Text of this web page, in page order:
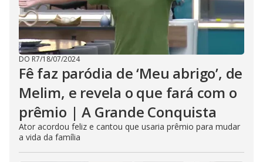
DO R7/18/07/2024
Fê faz paródia de ‘Meu abrigo’, de
Melim, e revela o que fará com o
prêmio | A Grande Conquista
Ator acordou feliz e cantou que usaria prêmio para mudar
a vida da família